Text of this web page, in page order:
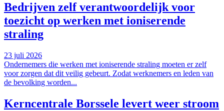
Bedrijven zelf verantwoordelijk voor
toezicht op werken met ioniserende
straling
23 juli 2026
Ondernemers die werken met ioniserende straling moeten er zelf
voor zorgen dat dit veilig gebeurt. Zodat werknemers en leden van
de bevolking worden...
Kerncentrale Borssele levert weer stroom